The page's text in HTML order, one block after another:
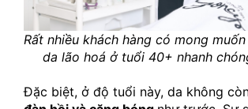
Rất nhiều khách hàng có mong
da lão hoá ở tuổi 40+ nhanh